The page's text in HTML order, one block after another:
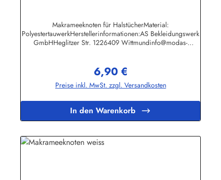
Makrameeknoten für HalstücherMaterial:
PolyestertauwerkHerstellerinformationen:AS Bekleidungswerk
GmbHHeglitzer Str. 1226409 Wittmundinfo@modas-
Regulärer Preis:
6,90 €
Preise inkl. MwSt. zzgl. Versandkosten
In den Warenkorb